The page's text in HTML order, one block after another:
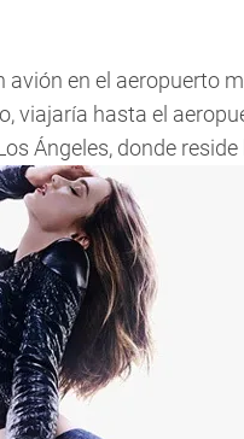
en el aeropuerto
viajaría hasta el
Ángeles, donde